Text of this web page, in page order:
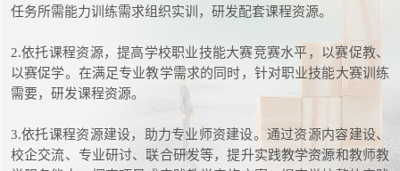
任务所需能力训练需求组织实训，研发配套课程资源。
2.依托课程资源，提高学校职业技能大赛竞赛水平，以赛促教、
以赛促学。在满足专业教学需求的同时，针对职业技能大赛训练
需要，研发课程资源。
3.依托课程资源建设，助力专业师资建设。通过资源内容建设、
校企交流、专业研讨、联合研发等，提升实践教学资源和教师教